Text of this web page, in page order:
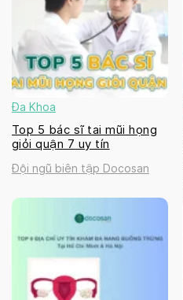
Đa Khoa
Top 5 bác sĩ tai mũi họng
giỏi quận 7 uy tín
Đội ngũ biên tập Docosan